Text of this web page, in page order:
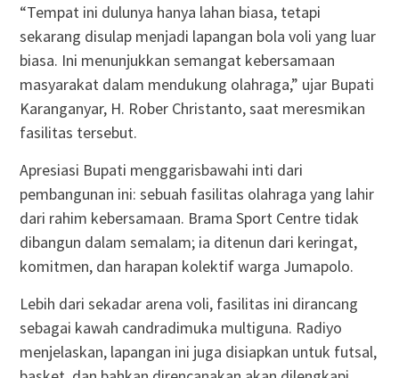
“Tempat ini dulunya hanya lahan biasa, tetapi
sekarang disulap menjadi lapangan bola voli yang luar
biasa. Ini menunjukkan semangat kebersamaan
masyarakat dalam mendukung olahraga,” ujar Bupati
Karanganyar, H. Rober Christanto, saat meresmikan
fasilitas tersebut.
Apresiasi Bupati menggarisbawahi inti dari
pembangunan ini: sebuah fasilitas olahraga yang lahir
dari rahim kebersamaan. Brama Sport Centre tidak
dibangun dalam semalam; ia ditenun dari keringat,
komitmen, dan harapan kolektif warga Jumapolo.
Lebih dari sekadar arena voli, fasilitas ini dirancang
sebagai kawah candradimuka multiguna. Radiyo
menjelaskan, lapangan ini juga disiapkan untuk futsal,